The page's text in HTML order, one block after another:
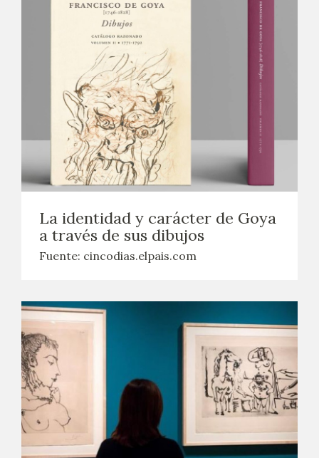
La identidad y carácter de Goya
a través de sus dibujos
Fuente: cincodias.elpais.com